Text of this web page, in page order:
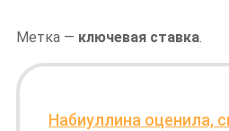
Метка — ключевая ставка.
Набиуллина оценила,